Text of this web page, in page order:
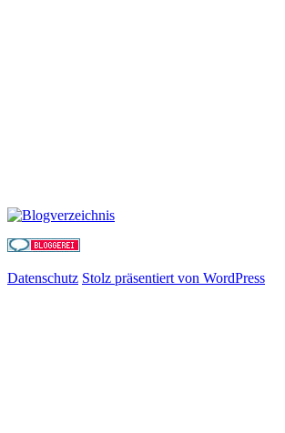
Datenschutz Stolz präsentiert von WordPress